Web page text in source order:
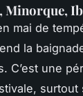
Minorque,
mai de
la
C’est une